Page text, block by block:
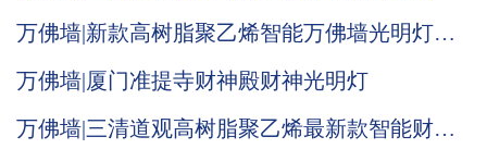
万佛墙|新款高树脂聚乙烯智能万佛墙光明灯推
万佛墙|厦门准提寺财神殿财神光明灯
万佛墙|三清道观高树脂聚乙烯最新款智能财神